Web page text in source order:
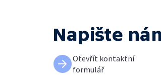
Napište
Otevřít kontaktní
formulář